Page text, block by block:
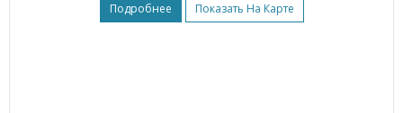
Подробнее Показать На Карте